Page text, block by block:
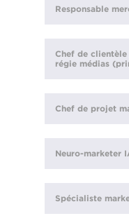
Responsable
Chef de
régie médias
Chef de projet
Neuro-marketer
Spécialiste